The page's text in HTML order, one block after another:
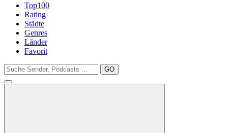
Top100
Rating
Städte
Genres
Länder
Favorit
GO